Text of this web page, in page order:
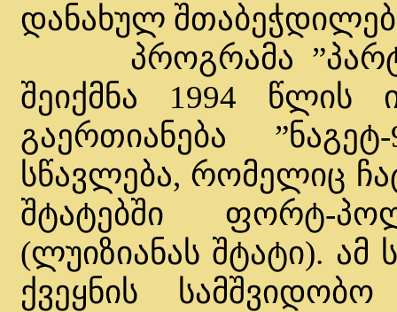
დანახულ
პროგრამა
შეიქმნა 1994 წლის
გაერთიანება
სწავლება, რომელიც
შტატებში ფორტ-
(ლუიზიანას შტატი). ამ
ქვეყნის